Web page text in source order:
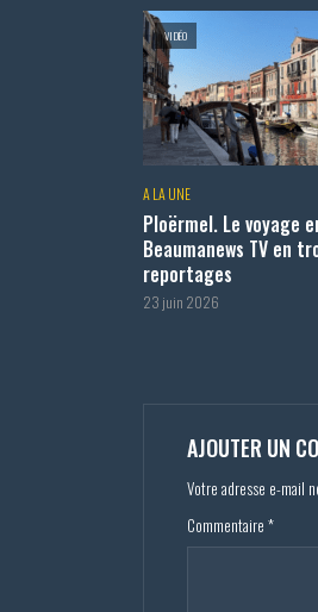
VIDÉO
A LA UNE
Ploërmel. Le voyage
Beaumanews TV en
reportages
23 juin 2026
AJOUTER UN
Votre adresse e-mail
Commentaire *